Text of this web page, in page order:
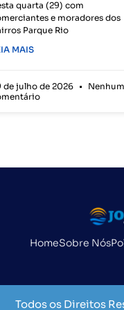
quarta (29) com
e moradores dos
Parque Rio
MAIS
de julho de 2026
Nenhum
HomeSobre Nós
Todos os Direitos